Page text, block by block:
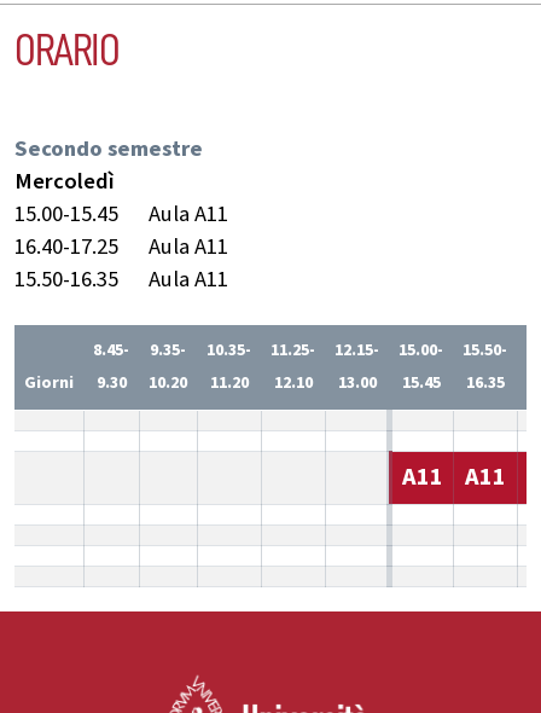
ORARIO
Secondo semestre
Mercoledì
15.00-15.45
Aula A11
16.40-17.25
Aula A11
15.50-16.35
Aula A11
Giorni
8.45-
9.30
9.35-
10.20
10.35-
11.20
11.25-
12.10
12.15-
13.00
15.00-
15.45
15.50-
16.35
A11 A11